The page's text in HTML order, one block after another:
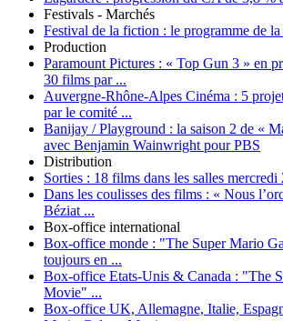
Festivals - Marchés
Festival de la fiction : le programme de
Production
Paramount Pictures : « Top Gun 3 » en
30 films par ...
Auvergne-Rhône-Alpes Cinéma : 5
par le comité ...
Banijay / Playground : la saison 2 de «
avec Benjamin Wainwright pour PBS
Distribution
Sorties : 18 films dans les salles
Dans les coulisses des films : « Nous
Béziat ...
Box-office international
Box-office monde : "The Super Mario
toujours en ...
Box-office Etats-Unis & Canada : "The
Movie" ...
Box-office UK, Allemagne, Italie,